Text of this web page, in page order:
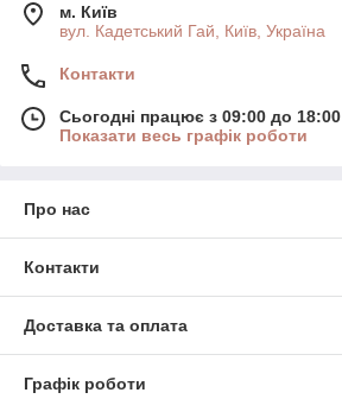
м. Київ
вул. Кадетський Гай, Київ, Україна
Контакти
Сьогодні працює з 09:00 до 18:00
Показати весь графік роботи
Про нас
Контакти
Доставка та оплата
Графік роботи